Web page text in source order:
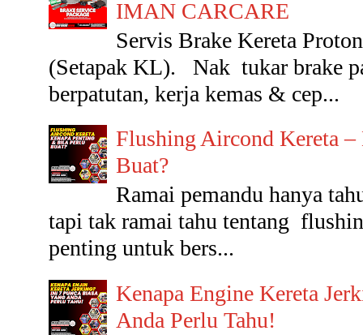
IMAN CARCARE
Servis Brake Kereta
(Setapak KL). Nak tukar brake
berpatutan, kerja kemas & cep...
Flushing Aircond Kereta
Buat?
Ramai pemandu hanya
tapi tak ramai tahu tentang
penting untuk bers...
Kenapa Engine Kereta
Anda Perlu Tahu!